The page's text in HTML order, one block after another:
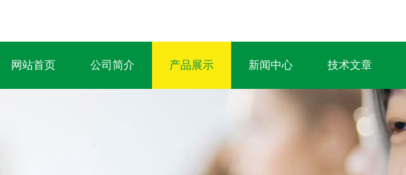
网站首页 公司简介 产品展示 新闻中心 技术文章